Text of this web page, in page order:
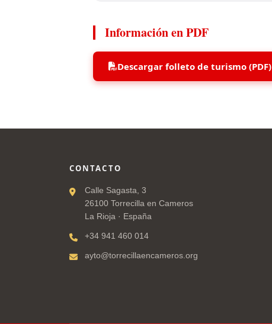
Información en PDF
Descargar folleto de turismo (PDF)
CONTACTO
Calle Sagasta, 3
26100 Torrecilla en Cameros
La Rioja · España
+34 941 460 014
ayto@torrecillaencameros.org